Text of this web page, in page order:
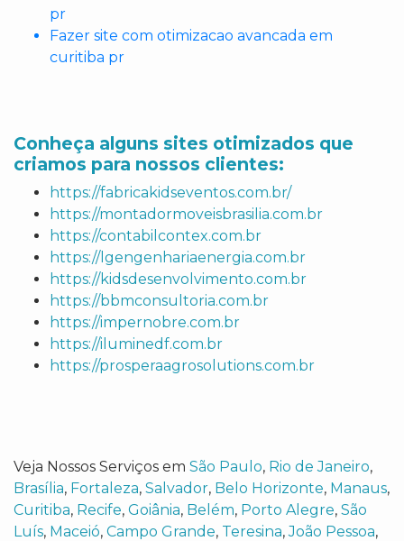
pr
Fazer site com otimizacao avancada em
curitiba pr
Conheça alguns sites otimizados que
criamos para nossos clientes:
https://fabricakidseventos.com.br/
https://montadormoveisbrasilia.com.br
https://contabilcontex.com.br
https://lgengenhariaenergia.com.br
https://kidsdesenvolvimento.com.br
https://bbmconsultoria.com.br
https://impernobre.com.br
https://iluminedf.com.br
https://prosperaagrosolutions.com.br
Veja Nossos Serviços em São Paulo, Rio de Janeiro,
Brasília, Fortaleza, Salvador, Belo Horizonte, Manaus,
Curitiba, Recife, Goiânia, Belém, Porto Alegre, São
Luís, Maceió, Campo Grande, Teresina,João Pessoa,